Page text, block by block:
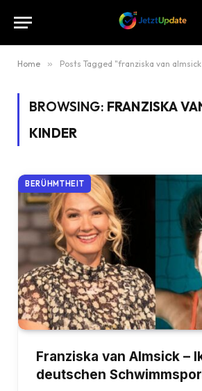
Home » Posts Tagged "franziska van
BROWSING: FRANZISKA
KINDER
BERÜHMTHEIT
Franziska van Almsick –
deutschen